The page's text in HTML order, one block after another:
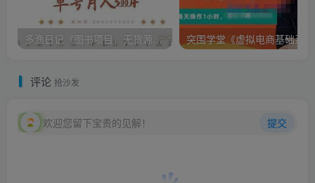
多渔日记《图书项目，无货源图书模式》纯搬运，单号月入3000+
评论 抢沙发
欢迎您留下宝贵的见解！ 提交